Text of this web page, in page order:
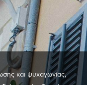
και ψυχαγωγίας,